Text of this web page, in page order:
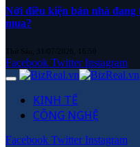
Nới điều kiện bán nhà đang
mua?
Thứ Sáu, 31/07/2026, 16:50
Facebook Twitter Instagram
KINH TẾ
CÔNG NGHỆ
Facebook Twitter Instagram